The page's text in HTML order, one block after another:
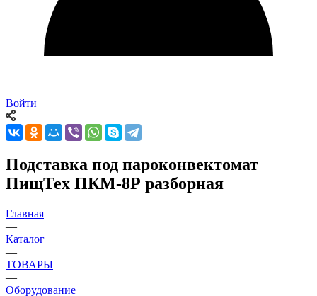
Войти
Подставка под пароконвектомат
ПищТех ПКМ-8Р разборная
Главная
—
Каталог
—
ТОВАРЫ
—
Оборудование